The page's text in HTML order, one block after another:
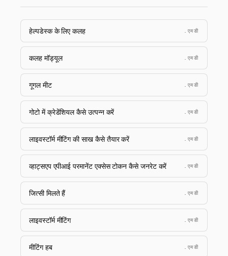
हेल्पडेस्क के लिए कलह .एमडी
कलह मॉड्यूल .एमडी
गूगल मीट .एमडी
गोटो में क्रेडेंशियल कैसे उत्पन्न करें .एमडी
लाइवस्टॉर्म मीटिंग की साख कैसे तैयार करें .एमडी
व्हाट्सएप एपीआई परमानेंट एक्सेस टोकन कैसे जनरेट करें .एमडी
जित्सी मिलते हैं .एमडी
लाइवस्टॉर्म मीटिंग .एमडी
मीटिंग हब .एमडी